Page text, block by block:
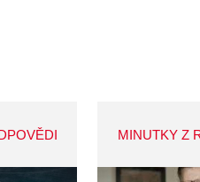
MINUTKY Z